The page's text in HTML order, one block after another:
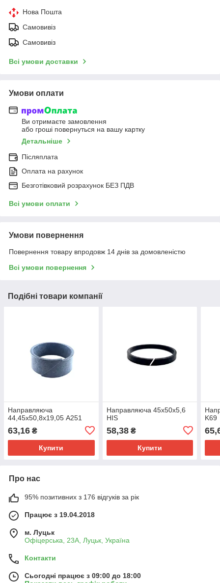
Нова Пошта
Самовивіз
Самовивіз
Всі умови доставки
Умови оплати
Ви отримаєте замовлення
або гроші повернуться на вашу картку
Детальніше
Післяплата
Оплата на рахунок
Безготівковий розрахунок БЕЗ ПДВ
Всі умови оплати
Умови повернення
Повернення товару впродовж 14 днів за домовленістю
Всі умови повернення
Подібні товари компанії
Направляюча
44,45х50,8х19,05 A251
63,16 ₴
Купити
Направляюча 45х50х5,6
HIS
58,38₴
Купити
K69
Про нас
95% позитивних з 176 відгуків за рік
Працює з 19.04.2018
м. Луцьк
Офіцерська, 23А, Луцьк, Україна
Контакти
Сьогодні працює з 09:00 до 18:00